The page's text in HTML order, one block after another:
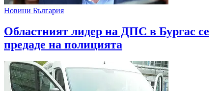
Новини България
Областният лидер на ДПС в Бургас се
предаде на полицията